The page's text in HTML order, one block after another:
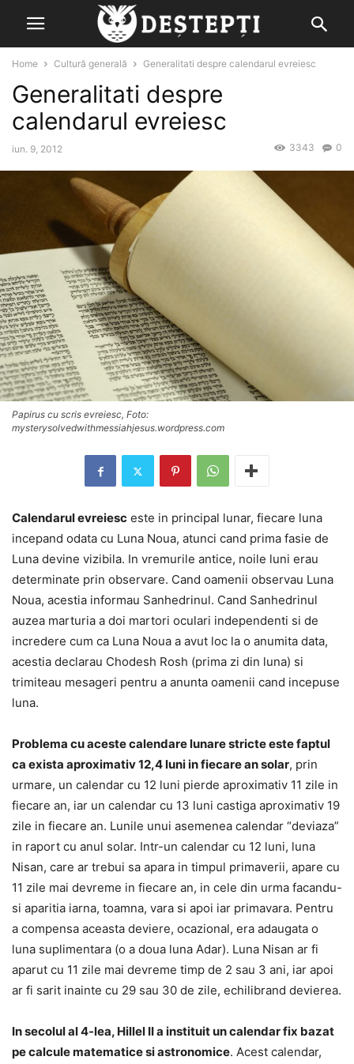
Home Cultură generală Generalitati despre calendarul evreiesc
Generalitati despre
calendarul evreiesc
iun. 9, 2012 0
3343
Papirus cu scris evreiesc, Foto:
mysterysolvedwithmessiahjesus.wordpress.com
Calendarul evreiesc este in principal lunar, fiecare luna
incepand odata cu Luna Noua, atunci cand prima fasie de
Luna devine vizibila. In vremurile antice, noile luni erau
determinate prin observare. Cand oamenii observau Luna
Noua, acestia informau Sanhedrinul. Cand Sanhedrinul
auzea marturia a doi martori oculari independenti si de
incredere cum ca Luna Noua a avut loc la o anumita data,
acestia declarau Chodesh Rosh (prima zi din luna) si
trimiteau mesageri pentru a anunta oamenii cand incepuse
luna.
Problema cu aceste calendare lunare stricte este faptul
ca exista aproximativ 12,4 luni in fiecare an solar, prin
urmare, un calendar cu 12 luni pierde aproximativ 11 zile in
fiecare an, iar un calendar cu 13 luni castiga aproximativ 19
zile in fiecare an. Lunile unui asemenea calendar “deviaza”
in raport cu anul solar. Intr-un calendar cu 12 luni, luna
Nisan, care ar trebui sa apara in timpul primaverii, apare cu
11 zile mai devreme in fiecare an, in cele din urma facandu-
si aparitia iarna, toamna, vara si apoi iar primavara. Pentru
a compensa aceasta deviere, ocazional, era adaugata o
luna suplimentara (o a doua luna Adar). Luna Nisan ar fi
aparut cu 11 zile mai devreme timp de 2 sau 3 ani, iar apoi
ar fi sarit inainte cu 29 sau 30 de zile, echilibrand devierea.
In secolul al 4-lea, Hillel II a instituit un calendar fix bazat
pe calcule matematice si astronomice. Acest calendar,